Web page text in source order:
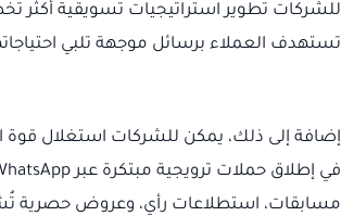
للشركات تطوير استراتيجيات تسويقية أكثر
تستهدف العملاء برسائل موجهة تلبي
إضافة إلى ذلك، يمكن للشركات استغلال قوة
مسابقات، استطلاعات رأي، وعروض حصرية